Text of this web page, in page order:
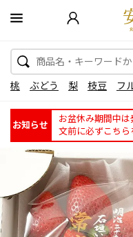
桃 ぶどう 梨 枝豆 フ
お知らせ
お盆休み期間中
文前に必ずこちら